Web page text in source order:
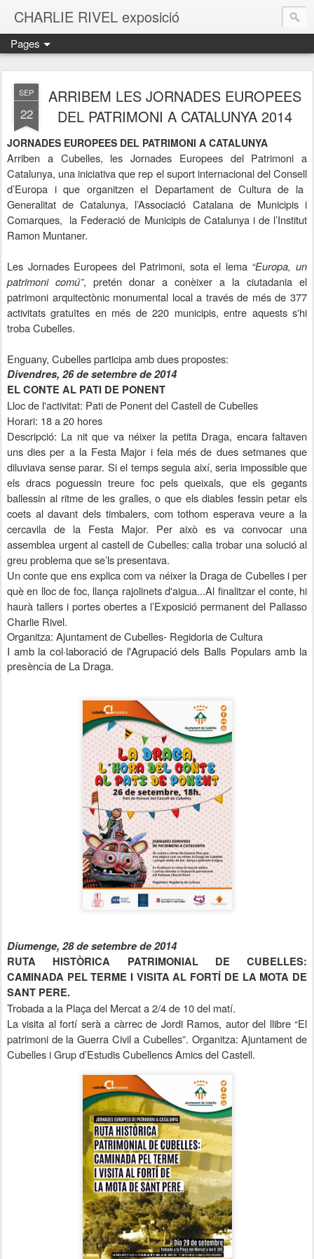
CHARLIE RIVEL exposició
Pages
SEP
22
ARRIBEM LES JORNADES EUROPEES
DEL PATRIMONI A CATALUNYA 2014
JORNADES EUROPEES DEL PATRIMONI A CATALUNYA
Arriben a Cubelles, les Jornades Europees del Patrimoni a
Catalunya, una iniciativa que rep el suport internacionaldel Consell
d’Europa i que organitzen el Departament de Culturade la
Generalitat de Catalunya, l’Associació Catalana de Municipis i
Comarques, la Federació de Municipis de Catalunya i de l’Institut
Ramon Muntaner.
Les Jornades Europees del Patrimoni, sota el lema “Europa, un
patrimoni comú”, pretén donar a conèixer a la ciutadania el
patrimoni arquitectònic monumental local a través de més de 377
activitats gratuïtes en més de 220 municipis, entre aquests s'hi
troba Cubelles.
Enguany, Cubelles participa amb dues propostes:
Divendres, 26 de setembre de 2014
EL CONTE AL PATI DE PONENT
Lloc de l'activitat: Pati de Ponent delCastell de Cubelles
Horari: 18 a20 hores
Descripció: La nit que va néixer la petita Draga, encara faltaven
uns dies per a la Festa Major i feia més de dues setmanes que
diluviava sense parar. Si el temps seguia així, seria impossible que
els dracs poguessin treure foc pels queixals, que els gegants
ballessin al ritme de les gralles, o que els diables fessin petar els
coets al davant dels timbalers, com tothom esperava veure a la
cercavila de la Festa Major. Peraixò es va convocar una
assemblea urgent al castell de Cubelles: calia trobar una solució al
greu problema que se’ls presentava.
Un conte que ens explica com va néixer la Draga de Cubelles i per
què en lloc de foc, llança rajolinets d'aigua...Al finalitzar el conte, hi
haurà tallers i portes obertes a l’Exposició permanent del Pallasso
Charlie Rivel.
Organitza: Ajuntament de Cubelles- Regidoria de Cultura
I amb la col·laboració de l'Agrupació dels Balls Populars amb la
presència de La Draga.
Diumenge, 28 de setembre de 2014
RUTA HISTÒRICA PATRIMONIAL DE CUBELLES:
CAMINADA PEL TERME I VISITA AL FORTÍ DE LA MOTA DE
SANT PERE.
Trobada a la Plaçadel Mercata 2/4 de 10 del matí.
La visita al fortí serà a càrrec de Jordi Ramos, autor del llibre “El
patrimoni de la Guerra Civila Cubelles”. Organitza:Ajuntament de
Cubellesi Grup d’Estudis Cubellencs Amics del Castell.